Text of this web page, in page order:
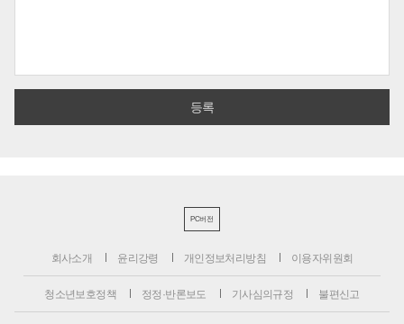
PC버전
회사소개 윤리강령 개인정보처리방침 이용자위원회
청소년보호정책 정정·반론보도 기사심의규정 불편신고